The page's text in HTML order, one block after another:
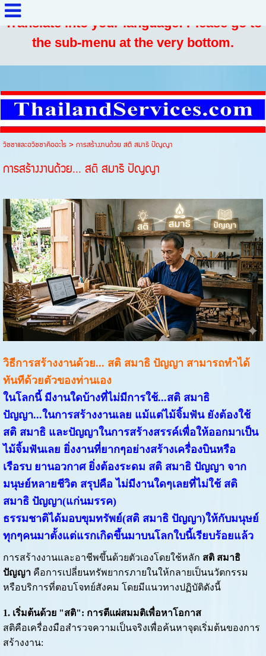
Translate into your language: Please go to
the sub-menu at the very bottom.
วิชชาและอวิชชาคืออะไร>การสร้างงานด้วย สติ สมาธิ ปัญญา
การสร้างงานด้วย... สติ สมาธิ ปัญญา
วิธีการสร้างงานด้วย... สติ สมาธิ ปัญญา สามารถทำได้
ทันทีด้วยตัวของท่านเอง
ในโลกนี้ มีงานใดบ้างที่ไม่มีการใช้...สติ สมาธิ
ปัญญา...ในการสร้างงานเลย แม้แต่ไม้จิ้มฟัน ยังต้องใช้
สติ สมาธิ และปัญญาในการสร้างสรรค์เพื่อให้ออกมาเป็น
ไม้จิ้มฟันเลย ยิ่งงานที่ยากๆอย่างสร้างเครื่องบินหรือ
เรือรบ ยานอวกาศ ยิ่งต้องระดม สติ สมาธิ ปัญญา จาก
มนุษย์หลายชีวิต สรุปคือ ไม่มีงานใดๆเลยที่ไม่ใช้ สติ
สมาธิ ปัญญา(แก่นมรรค)
ธรรมชาติได้มอบขุมทรัพย์(สติ สมาธิ ปัญญา)ให้กับมนุษย์
ทุกๆคนมาตั้งแต่แรกเกิดขึ้นมาบนโลกใบนี้เรียบร้อยแล้ว
การสร้างงานและอาชีพขึ้นด้วยตัวเองโดยใช้หลัก สติ สมาธิ
ปัญญาคือการเปลี่ยนทรัพยากรภายในให้กลายเป็นนวัตกรรม
หรือบริการที่ตอบโจทย์สังคม โดยมีแนวทางปฏิบัติดังนี้
1. เริ่มต้นด้วย "สติ": การตีแผ่สมมติเพื่อหาโอกาส
สติคือเครื่องมือสำรวจความเป็นจริงเพื่อค้นหาจุดเริ่มต้นของการ
สร้างงาน: